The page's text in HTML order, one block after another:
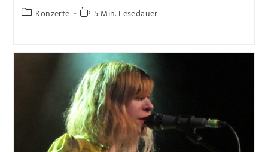
Konzerte 5 Min. Lesedauer